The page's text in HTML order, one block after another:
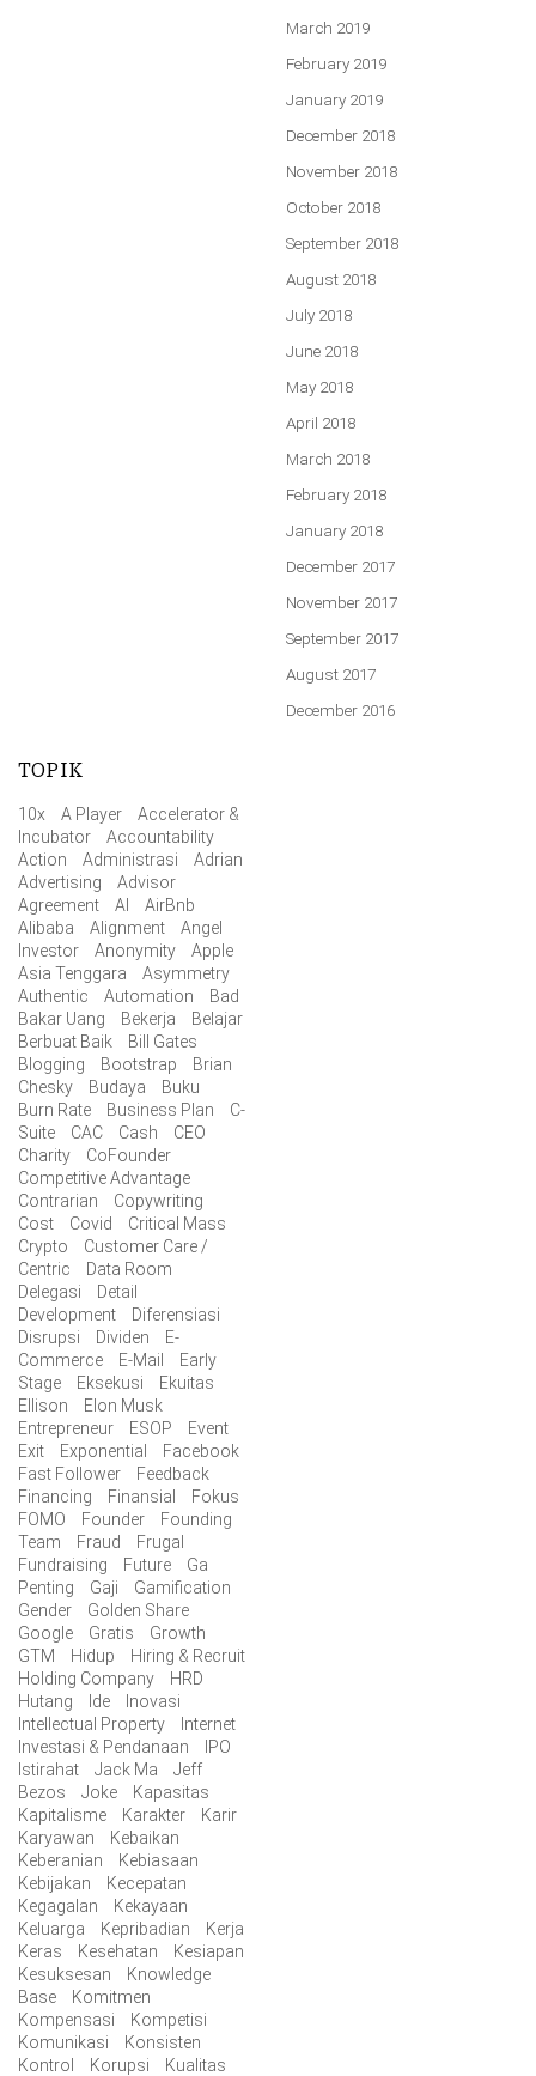
March 2019
February 2019
January 2019
December 2018
November 2018
October 2018
September 2018
August 2018
July 2018
June 2018
May 2018
April 2018
March 2018
February 2018
January 2018
December 2017
November 2017
September 2017
August 2017
December 2016
TOPIK
10x A Player
Accelerator &
Incubator
Accountability
Action
Administrasi
Adrian
Advertising
Advisor
Agreement
AI
AirBnb
Alibaba
Alignment
Angel
Investor
Anonymity
Apple
Asia Tenggara
Asymmetry
Authentic
Automation
Bad
Bakar Uang
Bekerja
Belajar
Berbuat Baik
Bill Gates
Blogging
Bootstrap
Brian
Chesky
Budaya
Buku
Burn Rate
Business Plan
C-
Suite
CAC Cash
CEO
Charity
CoFounder
Competitive Advantage
Contrarian
Copywriting
Cost
Covid
Critical Mass
Crypto
Customer Care /
Centric
Data Room
Delegasi
Detail
Development
Diferensiasi
Disrupsi
Dividen
E-
Commerce
E-Mail
Early
Stage
Eksekusi
Ekuitas
Ellison
Elon Musk
Entrepreneur
ESOP
Event
Exit
Exponential
Facebook
Fast Follower
Feedback
Financing
Finansial
Fokus
FOMO
Founder
Founding
Team
Fraud
Frugal
Fundraising
Future
Ga
Penting
Gaji
Gamification
Gender
Golden Share
Google
Gratis
Growth
GTM
Hidup
Hiring & Recruit
Holding Company
HRD
Hutang
Ide
Inovasi
Intellectual Property
Internet
Investasi & Pendanaan
IPO
Istirahat
Jack Ma
Jeff
Bezos
Joke
Kapasitas
Kapitalisme
Karakter
Karir
Karyawan
Kebaikan
Keberanian
Kebiasaan
Kebijakan
Kecepatan
Kegagalan
Kekayaan
Keluarga
Kepribadian
Kerja
Keras
Kesehatan
Kesiapan
Kesuksesan
Knowledge
Base
Komitmen
Kompensasi
Kompetisi
Komunikasi
Konsisten
Kontrol
Korupsi
Kualitas